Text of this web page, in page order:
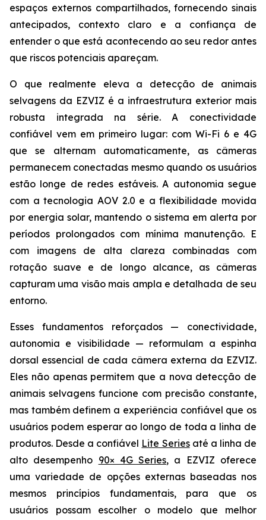
espaços externos compartilhados, fornecendo sinais
antecipados, contexto claro e a confiança de
entender o que está acontecendo ao seu redor antes
que riscos potenciais apareçam.
O que realmente eleva a detecção de animais
selvagens da EZVIZ é a infraestrutura exterior mais
robusta integrada na série. A conectividade
confiável vem em primeiro lugar: com Wi-Fi 6 e 4G
que se alternam automaticamente, as câmeras
permanecem conectadas mesmo quando os usuários
estão longe de redes estáveis. A autonomia segue
com a tecnologia AOV 2.0 e a flexibilidade movida
por energia solar, mantendo o sistema em alerta por
períodos prolongados com mínima manutenção. E
com imagens de alta clareza combinadas com
rotação suave e de longo alcance, as câmeras
capturam uma visão mais ampla e detalhada de seu
entorno.
Esses fundamentos reforçados — conectividade,
autonomia e visibilidade — reformulam a espinha
dorsal essencial de cada câmera externa da EZVIZ.
Eles não apenas permitem que a nova detecção de
animais selvagens funcione com precisão constante,
mas também definem a experiência confiável que os
usuários podem esperar ao longo de toda a linha de
produtos. Desde a confiável Lite Seriesaté a linha de
alto desempenho 90× 4G Series, a EZVIZ oferece
uma variedade de opções externas baseadas nos
mesmos princípios fundamentais, para que os
usuários possam escolher o modelo que melhor